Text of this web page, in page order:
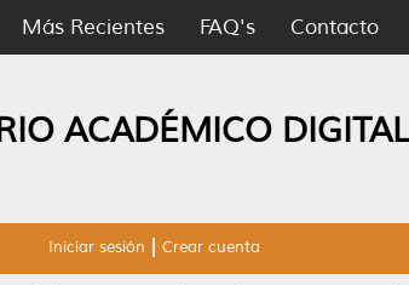
Más Recientes FAQ's Contacto
ACADÉMICO DIGITAL
Iniciar sesión Crear cuenta